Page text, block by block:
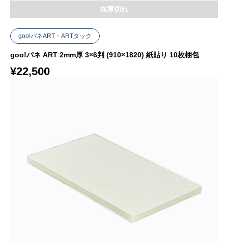
goo!パネART・ARTタック
goo!パネ ART 2mm厚 3×6判 (910×1820) 紙貼り 10枚梱包
¥22,500
在庫切れ